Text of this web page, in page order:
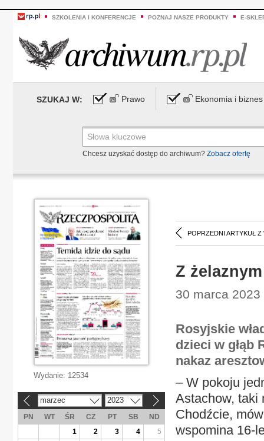
SZKOLENIA I KONFERENCJE POZNAJ NASZE PRODUKTY E-
SZUKAJ W: Prawo Ekonomia i biznes
Chcesz uzyskać dostęp do archiwum? Zobacz ofertę
POPRZEDNI ARTYKUŁ Z
Z
30 marca
Rosyjskie
dzieci w głąb
nakaz
– W pokoju
Astachow, taki
Chodźcie,
wspomina 16-
Wydanie: 12534
marzec 2023
PN WT ŚR CZ PT SB
ND
1
2 3 4
5